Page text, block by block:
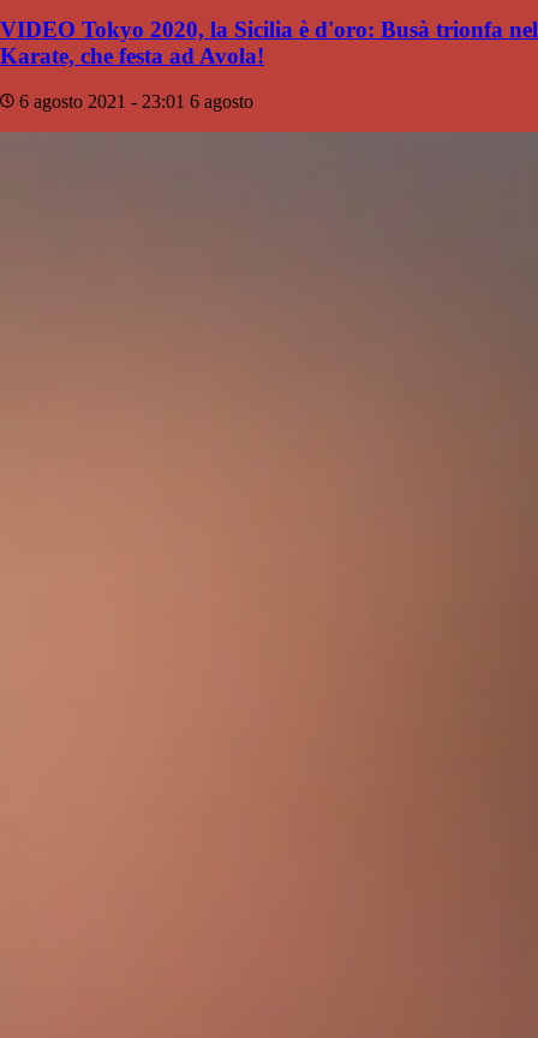
VIDEO Tokyo 2020, la Sicilia è d'oro: Busà trionfa nel
Karate, che festa ad Avola!
6 agosto 2021 - 23:01 6 agosto